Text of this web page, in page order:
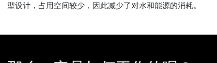
型设计，占用空间较少，因此减少了对水和能源的消耗。